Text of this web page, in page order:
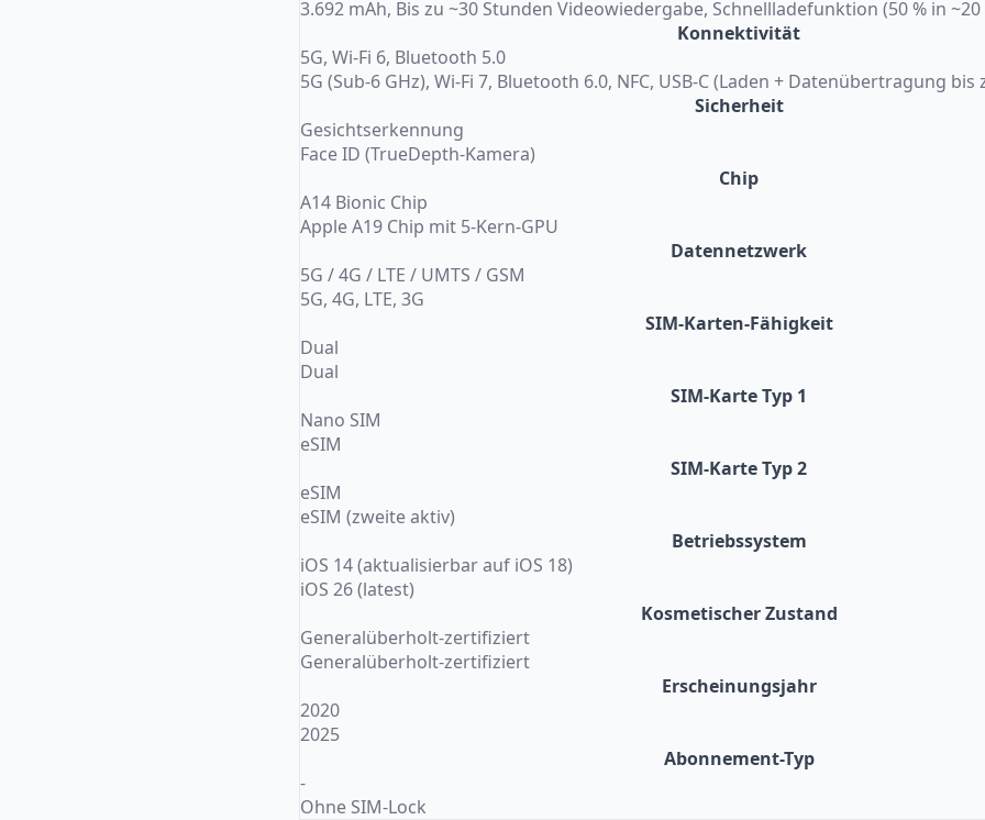
3.692 mAh, Bis zu ~30 Stunden Videowiedergabe, Schnellladefunktion (50 % in
Konnektivität
5G, Wi-Fi 6, Bluetooth 5.0
5G (Sub-6 GHz), Wi-Fi 7, Bluetooth 6.0, NFC, USB-C (Laden + Datenübertragung bis
Sicherheit
Gesichtserkennung
Face ID (TrueDepth-Kamera)
Chip
A14 Bionic Chip
Apple A19 Chip mit 5-Kern-GPU
Datennetzwerk
5G / 4G / LTE / UMTS / GSM
5G, 4G, LTE, 3G
SIM-Karten-Fähigkeit
Dual
Dual
SIM-Karte Typ 1
Nano SIM
eSIM
SIM-Karte Typ 2
eSIM
eSIM (zweite aktiv)
Betriebssystem
iOS 14 (aktualisierbar auf iOS 18)
iOS 26 (latest)
Kosmetischer Zustand
Generalüberholt-zertifiziert
Generalüberholt-zertifiziert
Erscheinungsjahr
2020
2025
Abonnement-Typ
-
Ohne SIM-Lock